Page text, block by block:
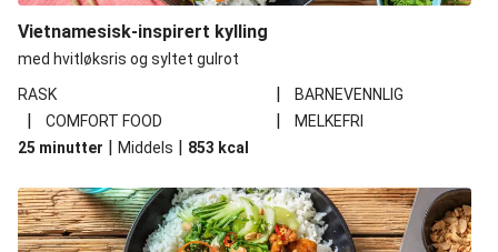
Vietnamesisk-inspirert kylling
med hvitløksris og syltet gulrot
RASK
| BARNEVENNLIG
| COMFORT FOOD |
MELKEFRI
25 minutter | Middels | 853 kcal